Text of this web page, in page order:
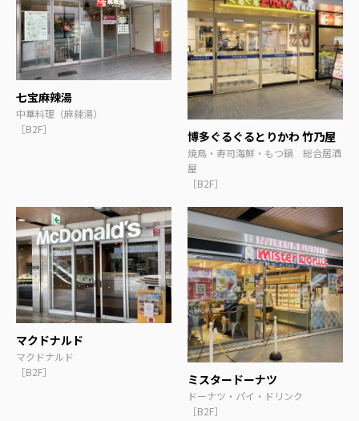
七宝麻辣湯
中華料理（麻辣湯）
［B2F］
博多ぐるぐるとりかわ 竹乃屋
焼鳥・寿司海鮮・もつ鍋 総合居酒
屋
［B2F］
マクドナルド
マクドナルド
［B2F］
ミスタードーナツ
ドーナツ・パイ・ドリンク
［B2F］